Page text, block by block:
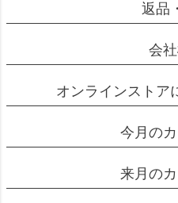
返品
会
オンラインストア
今月の
来月の